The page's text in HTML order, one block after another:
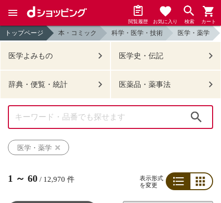
閲覧履歴 お気に入り 検索 カート
トップページ 本・コミック 科学・医学・技術 医学・薬学
医学よみもの 医学史・伝記
辞典・便覧・統計 医薬品・薬事法
医学・薬学
1 ～ 60 / 12,970 件
表示形式
を変更